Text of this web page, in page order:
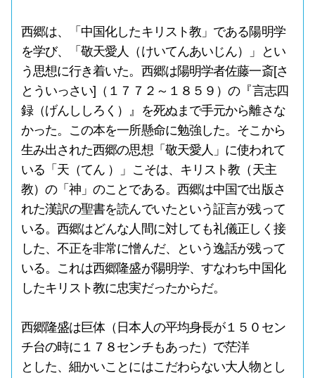
西郷は、「中国化したキリスト教」である陽明学
を学び、「敬天愛人（けいてんあいじん）」とい
う思想に行き着いた。西郷は陽明学者佐藤一斎[さ
とういっさい]（１７７２～１８５９）の『言志四
録（げんししろく）』を死ぬまで手元から離さな
かった。この本を一所懸命に勉強した。そこから
生み出された西郷の思想「敬天愛人」に使われて
いる「天（てん ）」こそは、キリスト教（天主
教）の「神」のことである。西郷は中国で出版さ
れた漢訳の聖書を読んでいたという証言が残って
いる。西郷はどんな人間に対しても礼儀正しく接
した、不正を非常に憎んだ、という逸話が残って
いる。これは西郷隆盛が陽明学、すなわち中国化
したキリスト教に忠実だったからだ。
西郷隆盛は巨体（日本人の平均身長が１５０セン
チ台の時に１７８センチもあった）で茫洋
とした、細かいことにはこだわらない大人物とし